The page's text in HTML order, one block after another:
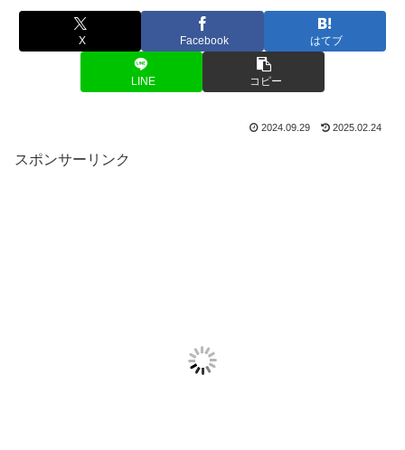
X Facebook はてブ
LINE コピー
2024.09.29 2025.02.24
スポンサーリンク